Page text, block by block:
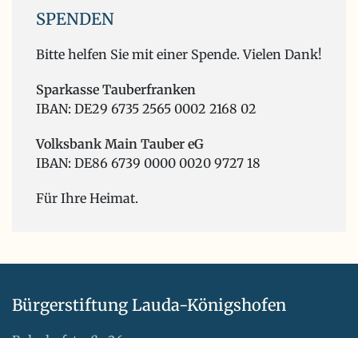
SPENDEN
Bitte helfen Sie mit einer Spende. Vielen Dank!
Sparkasse Tauberfranken
IBAN: DE29 6735 2565 0002 2168 02
Volksbank Main Tauber eG
IBAN: DE86 6739 0000 0020 9727 18
Für Ihre Heimat.
Bürgerstiftung Lauda-Königshofen